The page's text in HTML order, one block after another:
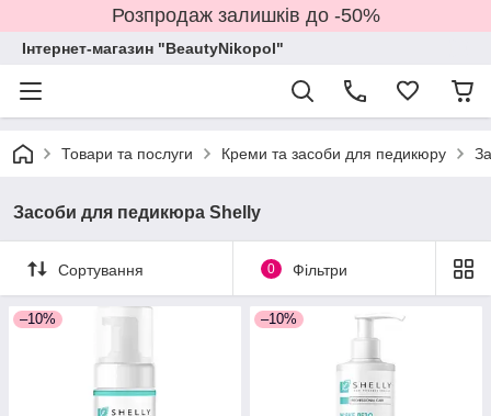
Розпродаж залишків до -50%
Інтернет-магазин "BeautyNikopol"
Товари та послуги Креми та засоби для педикюру
Засоби для педикюра Shelly
Сортування 0 Фільтри
–10% –10%